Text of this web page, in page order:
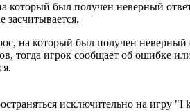
который был получен неверный
засчитывается.
на который был получен
тогда игрок сообщает об ошибке
исключительно на игру "I